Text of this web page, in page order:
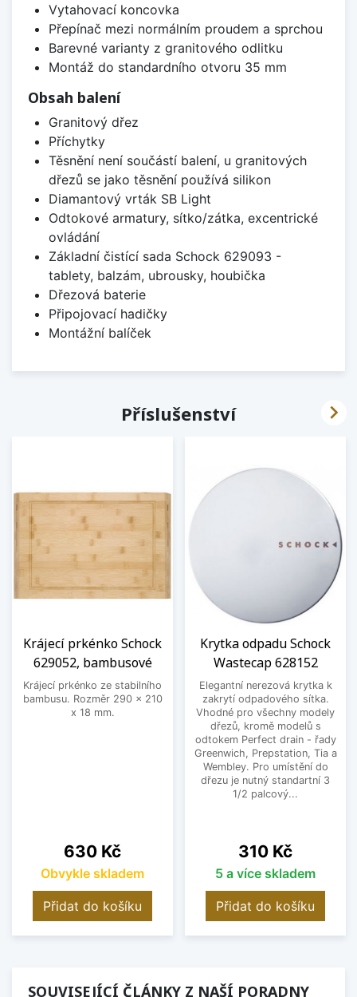
Vytahovací koncovka
Přepínač mezi normálním proudem a sprchou
Barevné varianty z granitového odlitku
Montáž do standardního otvoru 35 mm
Obsah balení
Granitový dřez
Příchytky
Těsnění není součástí balení, u granitových
dřezů se jako těsnění používá silikon
Diamantový vrták SB Light
Odtokové armatury, sítko/zátka, excentrické
ovládání
Základní čistící sada Schock 629093 -
tablety, balzám, ubrousky, houbička
Dřezová baterie
Připojovací hadičky
Montážní balíček
Příslušenství
Krájecí prkénko Schock
629052, bambusové
Krájecí prkénko ze stabilního
bambusu. Rozměr 290 x 210
x 18 mm.
Cena
630 Kč
Obvykle skladem
Přidat do košíku
Krytka odpadu Schock
Wastecap 628152
Elegantní nerezová krytka k
zakrytí odpadového sítka.
Vhodné pro všechny modely
dřezů, kromě modelů s
odtokem Perfect drain - řady
Greenwich, Prepstation, Tia a
Wembley. Pro umístění do
dřezu je nutný standartní 3
1/2 palcový...
Cena
310 Kč
5 a více skladem
Přidat do košíku

SOUVISEJÍCÍ ČLÁNKY Z NAŠÍ PORADNY